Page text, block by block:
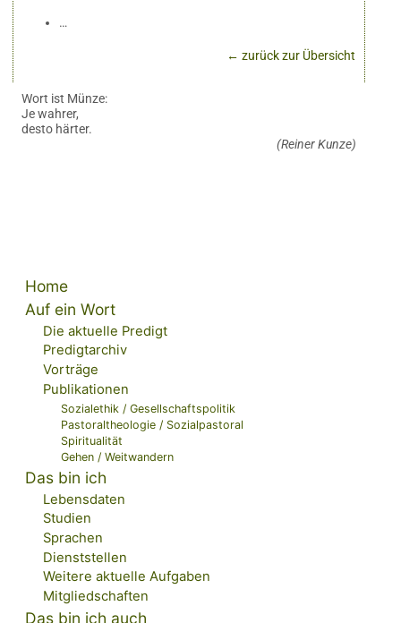
Home
Auf ein Wort
Die aktuelle Predigt
Predigtarchiv
Vorträge
Publikationen
Sozialethik / Gesellschaftspolitik
Pastoraltheologie / Sozialpastoral
Spiritualität
Gehen / Weitwandern
Das bin ich
Lebensdaten
Studien
Sprachen
Dienststellen
Weitere aktuelle Aufgaben
Mitgliedschaften
Das bin ich auch
…
← zurück zur Übersicht
Wort ist Münze:
Je wahrer,
desto härter.
(Reiner Kunze)